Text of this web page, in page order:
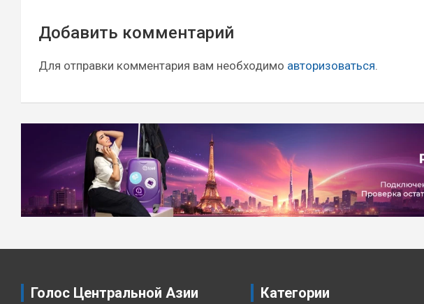
по
записям
Добавить комментарий
Для отправки комментария вам необходимо авторизоваться.
Голос Центральной Азии Категории